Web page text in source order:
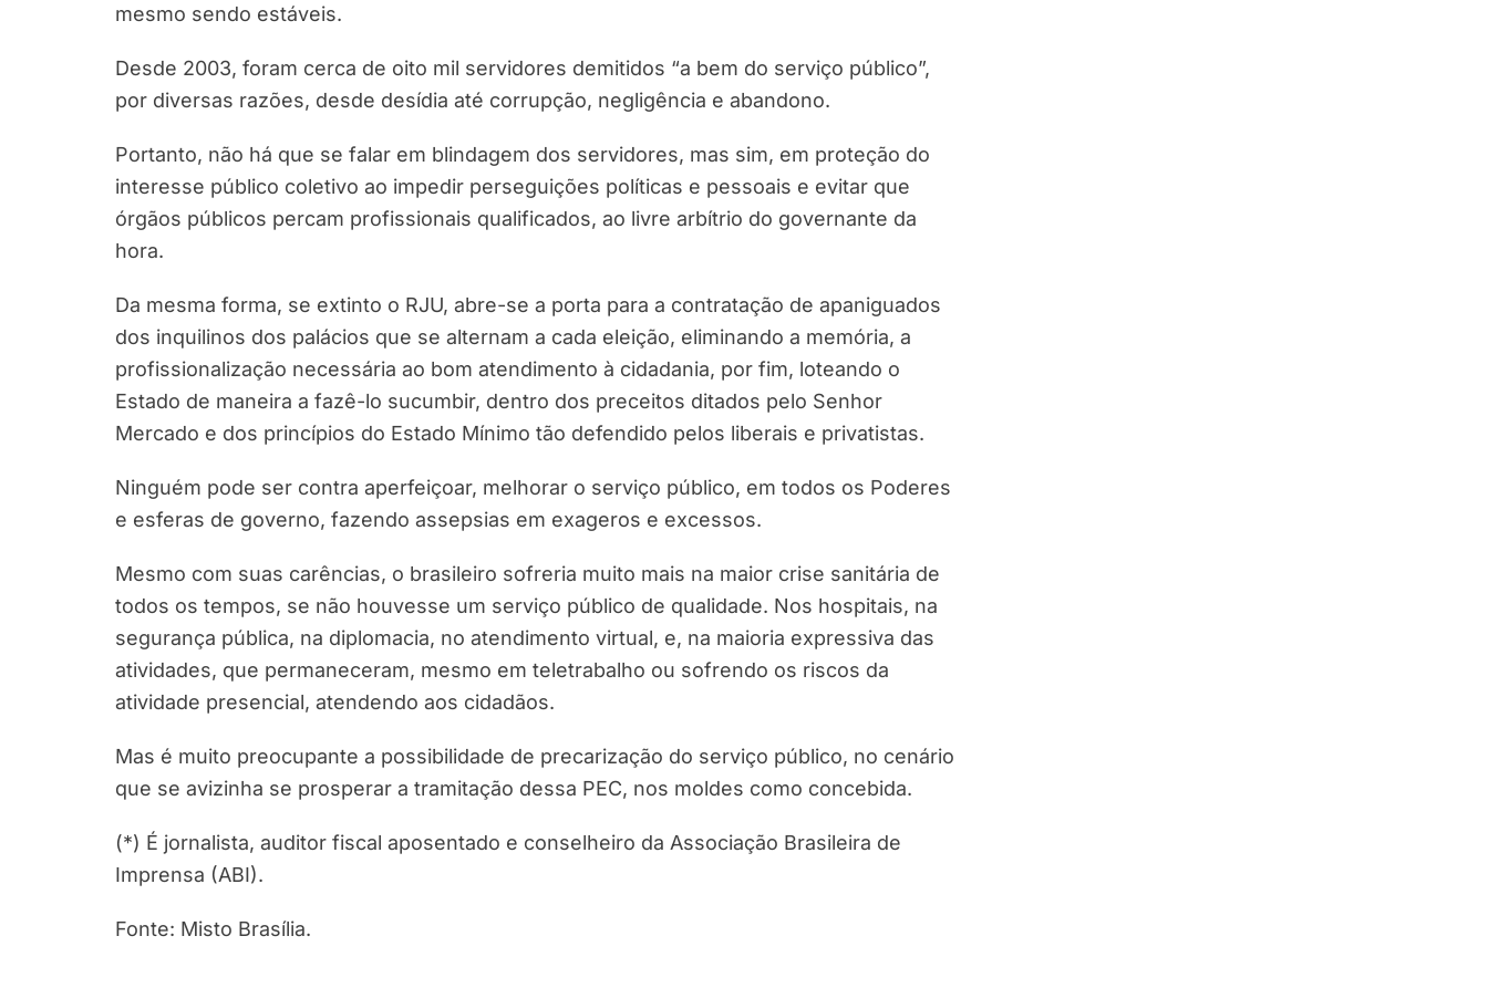
mesmo sendo estáveis.
Desde 2003, foram cerca de oito mil servidores demitidos “a bem do serviço público”,
por diversas razões, desde desídia até corrupção, negligência e abandono.
Portanto, não há que se falar em blindagem dos servidores, mas sim, em proteção do
interesse público coletivo ao impedir perseguições políticas e pessoais e evitar que
órgãos públicos percam profissionais qualificados, ao livre arbítrio do governante da
hora.
Da mesma forma, se extinto o RJU, abre-se a porta para a contratação de apaniguados
dos inquilinos dos palácios que se alternam a cada eleição, eliminando a memória, a
profissionalização necessária ao bom atendimento à cidadania, por fim, loteando o
Estado de maneira a fazê-lo sucumbir, dentro dos preceitos ditados pelo Senhor
Mercado e dos princípios do Estado Mínimo tão defendido pelos liberais e privatistas.
Ninguém pode ser contra aperfeiçoar, melhorar o serviço público, em todos os Poderes
e esferas de governo, fazendo assepsias em exageros e excessos.
Mesmo com suas carências, o brasileiro sofreria muito mais na maior crise sanitária de
todos os tempos, se não houvesse um serviço público de qualidade. Nos hospitais, na
segurança pública, na diplomacia, no atendimento virtual, e, na maioria expressiva das
atividades, que permaneceram, mesmo em teletrabalho ou sofrendo os riscos da
atividade presencial, atendendo aos cidadãos.
Mas é muito preocupante a possibilidade de precarização do serviço público, no cenário
que se avizinha se prosperar a tramitação dessa PEC, nos moldes como concebida.
(*) É jornalista, auditor fiscal aposentado e conselheiro da Associação Brasileira de
Imprensa (ABI).
Fonte: Misto Brasília.